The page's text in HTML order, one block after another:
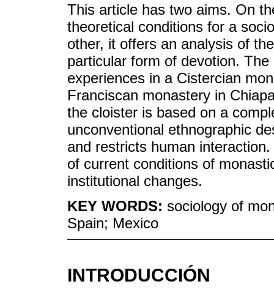
This article has two aims. On
theoretical conditions for a
other, it offers an analysis of
particular form of devotion.
experiences in a Cistercian
Franciscan monastery in
the cloister is based on a
unconventional ethnographic
and restricts human
of current conditions of
institutional changes.
KEY WORDS: sociology of
Spain; Mexico
INTRODUCCIÓN